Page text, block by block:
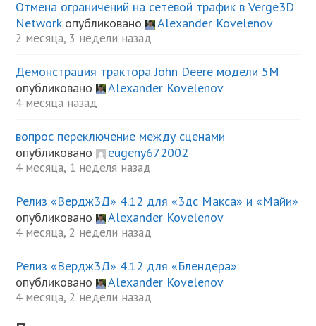
Отмена ограничений на сетевой трафик в Verge3D
Networkопубликовано Alexander Kovelenov
2 месяца, 3 недели назад
Демонстрация трактора John Deere модели 5М
опубликовано
Alexander Kovelenov
4 месяца назад
вопрос переключение между сценами
опубликовано
eugeny672002
4 месяца, 1 неделя назад
Релиз «Вердж3Д» 4.12 для «3дс Макса» и «Майи»
опубликовано
Alexander Kovelenov
4 месяца, 2 недели назад
Релиз «Вердж3Д» 4.12 для «Блендера»
опубликовано
Alexander Kovelenov
4 месяца, 2 недели назад